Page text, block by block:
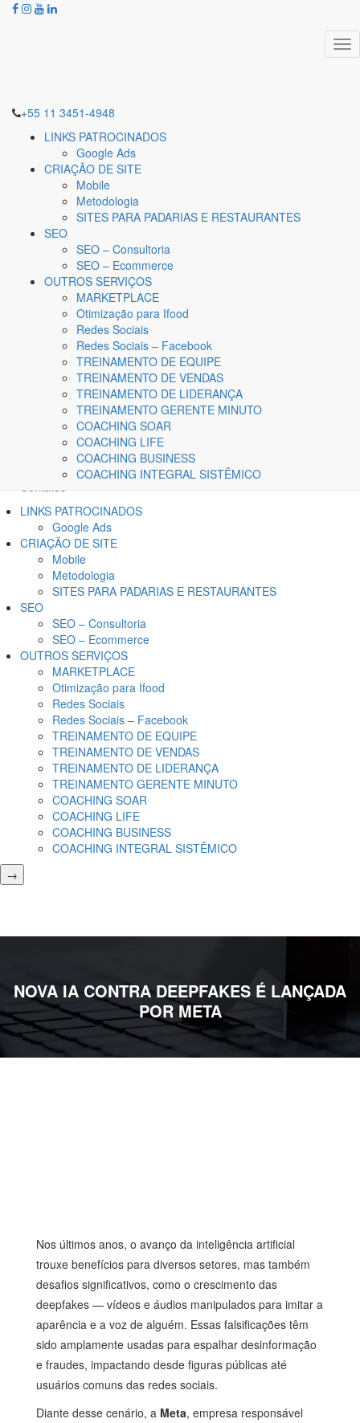
+55 11 3451-4948
LINKS PATROCINADOS
Google Ads
CRIAÇÃO DE SITE
Mobile
Metodologia
SITES PARA PADARIAS E RESTAURANTES
SEO
SEO – Consultoria
SEO – Ecommerce
OUTROS SERVIÇOS
MARKETPLACE
Otimização para Ifood
Redes Sociais
Redes Sociais – Facebook
TREINAMENTO DE EQUIPE
TREINAMENTO DE VENDAS
TREINAMENTO DE LIDERANÇA
TREINAMENTO GERENTE MINUTO
COACHING SOAR
COACHING LIFE
COACHING BUSINESS
COACHING INTEGRAL SISTÊMICO
A Kairós
Contatos
LINKS PATROCINADOS
Google Ads
CRIAÇÃO DE SITE
Mobile
Metodologia
SITES PARA PADARIAS E RESTAURANTES
SEO
SEO – Consultoria
SEO – Ecommerce
OUTROS SERVIÇOS
MARKETPLACE
Otimização para Ifood
Redes Sociais
Redes Sociais – Facebook
TREINAMENTO DE EQUIPE
TREINAMENTO DE VENDAS
TREINAMENTO DE LIDERANÇA
TREINAMENTO GERENTE MINUTO
COACHING SOAR
COACHING LIFE
COACHING BUSINESS
COACHING INTEGRAL SISTÊMICO
→
NOVA IA CONTRA DEEPFAKES É LANÇADA
POR META
Nos últimos anos, o avanço da inteligência artificial
trouxe benefícios para diversos setores, mas também
desafios significativos, como o crescimento das
deepfakes — vídeos e áudios manipulados para imitar a
aparência e a voz de alguém. Essas falsificações têm
sido amplamente usadas para espalhar desinformação
e fraudes, impactando desde figuras públicas até
usuários comuns das redes sociais.
Diante desse cenário, a Meta, empresa responsável